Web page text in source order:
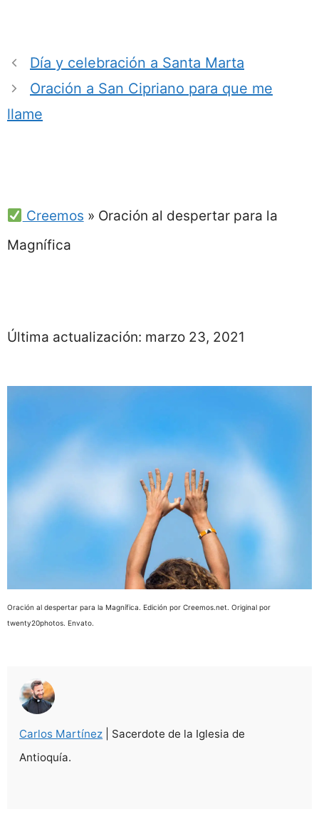
Día y celebración a Santa Marta
Oración a San Cipriano para que me
llame
Creemos » Oración al despertar para la
Magnífica
Última actualización: marzo 23, 2021
Oración al despertar para la Magnífica. Edición por Creemos.net. Original por
twenty20photos. Envato.
Carlos Martínez | Sacerdote de la Iglesia de
Antioquía.